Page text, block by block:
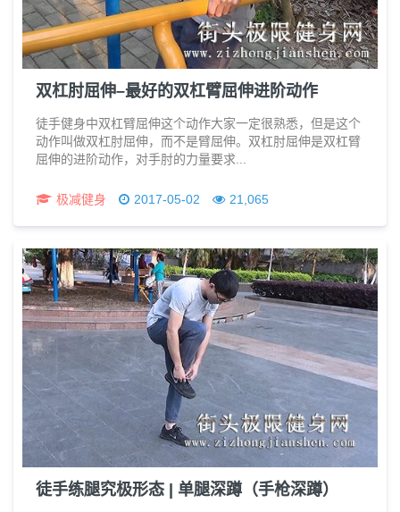
双杠肘屈伸–最好的双杠臂屈伸进阶动作
徒手健身中双杠臂屈伸这个动作大家一定很熟悉，但是这个
动作叫做双杠肘屈伸，而不是臂屈伸。双杠肘屈伸是双杠臂
屈伸的进阶动作，对手肘的力量要求...
极减健身 2017-05-02 21,065
徒手练腿究极形态 | 单腿深蹲（手枪深蹲）